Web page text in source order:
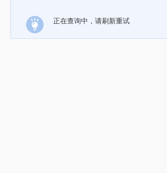
正在查询中，请刷新重试